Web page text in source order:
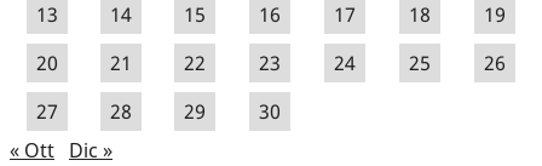
13
14 15 16 17 18
19
20
21 22 23 24 25
26
27
28 29
30
« Ott Dic »